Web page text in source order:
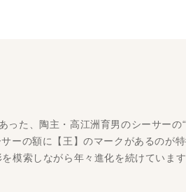
た、陶主・高江洲育男のシーサー
ーの額に【王】のマークがあるのが
模索しながら年々進化を続けていま